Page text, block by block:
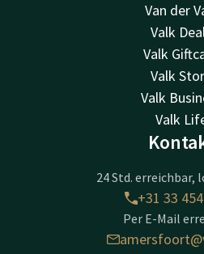
Van der
Valk
Valk
Valk
Valk
Valk
24 Std. erreichbar,
+31 33
Per E-Mail